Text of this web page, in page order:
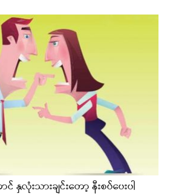
နှလုံးသားချင်းတော့ နီးစပ်ပေးပါ